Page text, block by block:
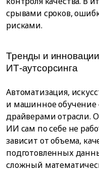
срывами сроков,
рисками.
Тренды и
ИТ-аутсорсинга
Автоматизация,
и машинное обучение
драйверами отрасли.
ИИ сам по себе не
зависит от объема,
подготовленных
сложный